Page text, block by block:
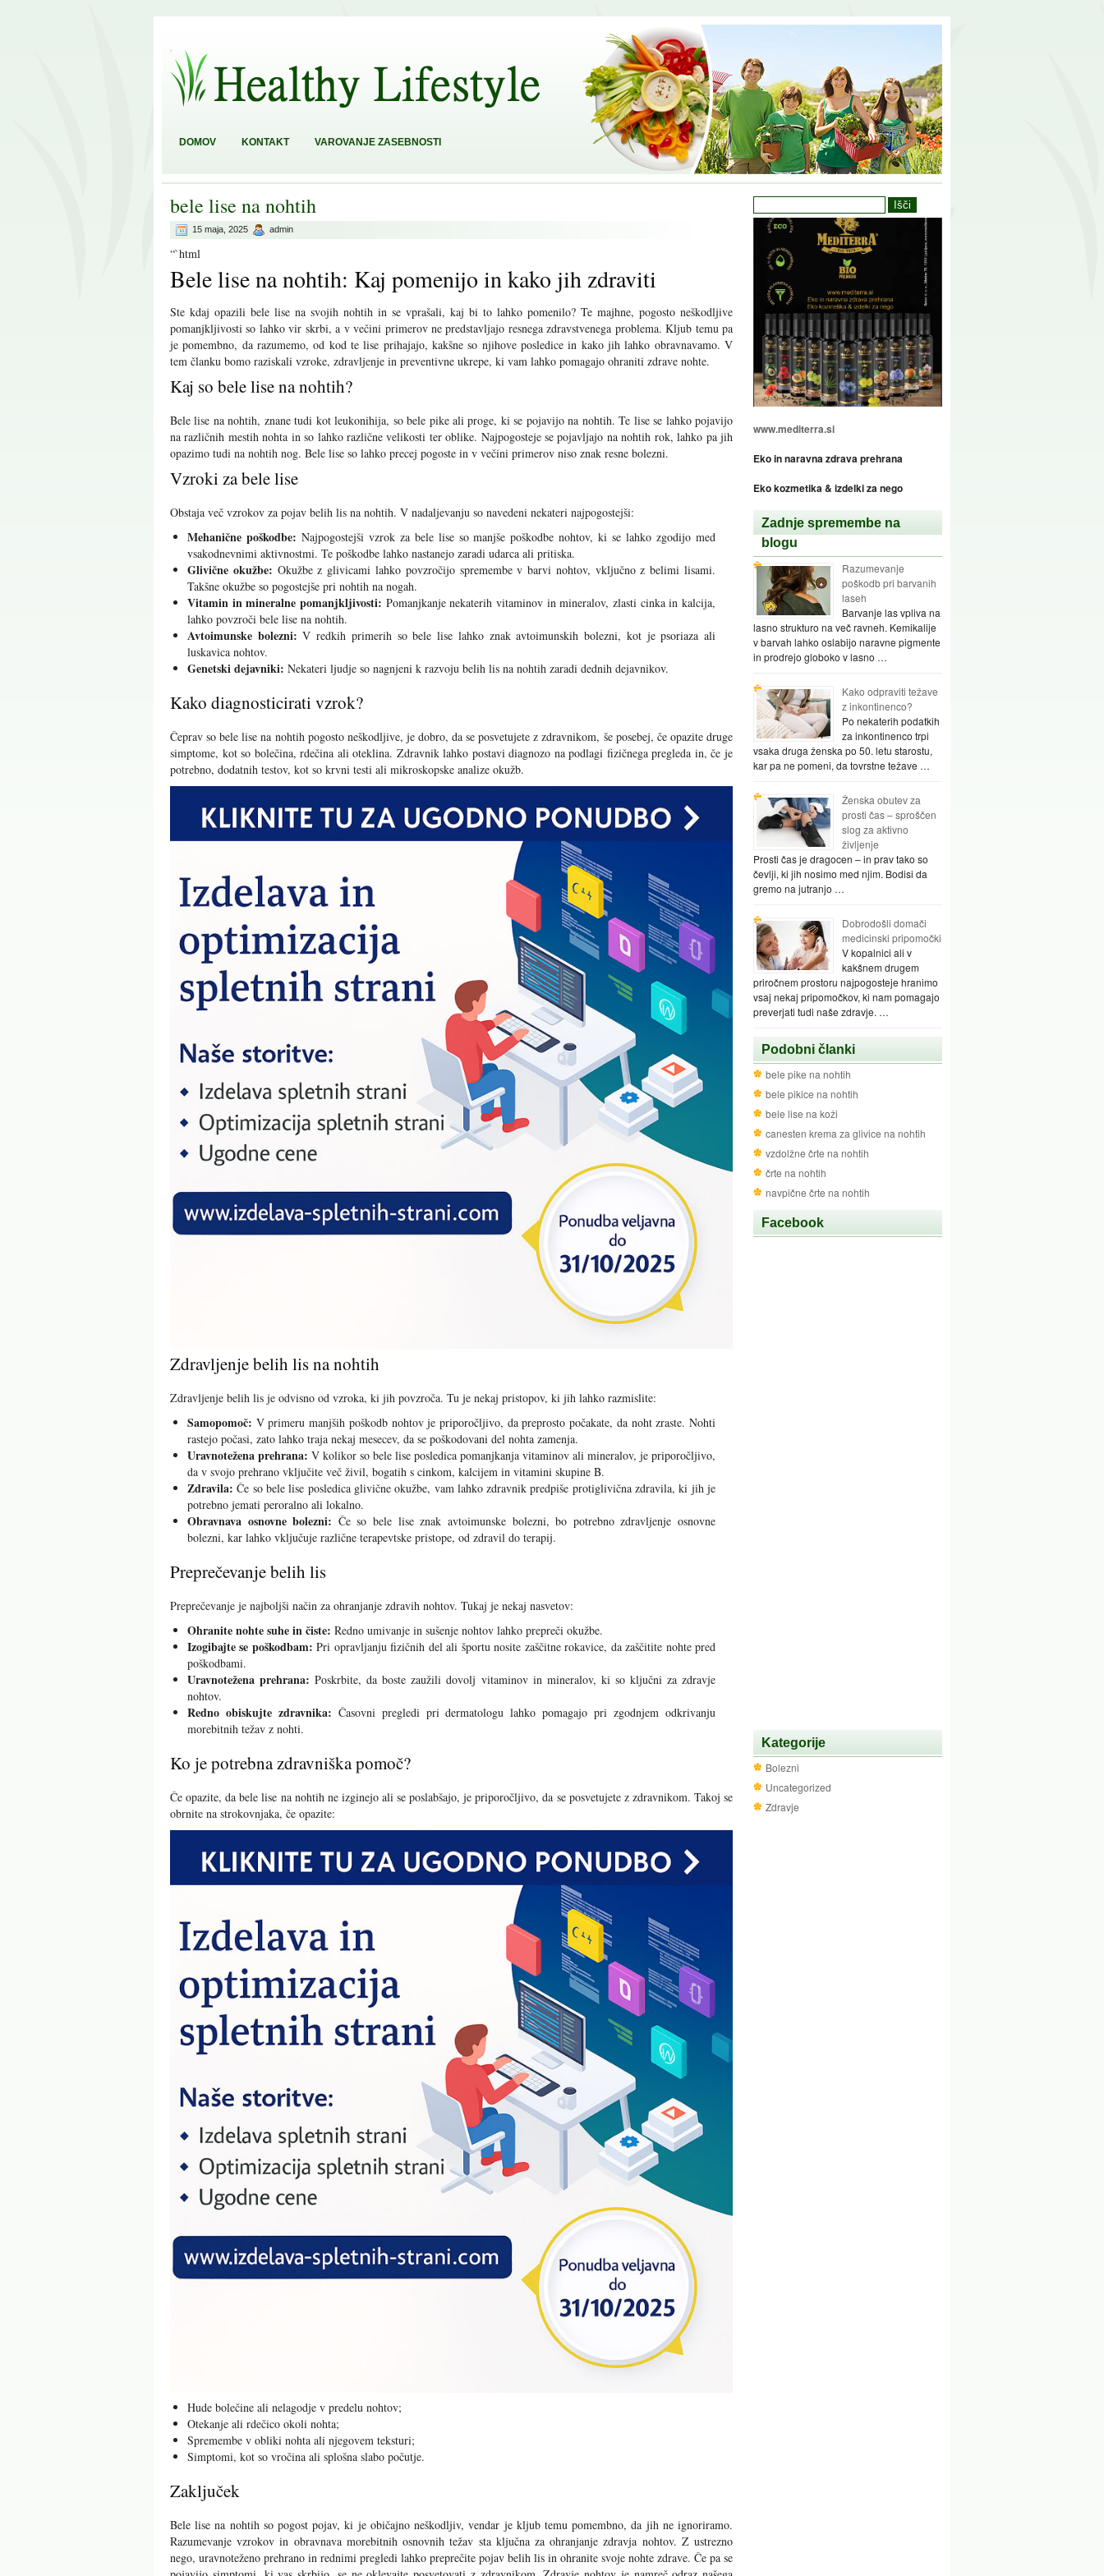
DOMOV KONTAKT VAROVANJE ZASEBNOSTI
bele lise na nohtih
15 maja, 2025 admin
“`html
Bele lise na nohtih: Kaj pomenijo in kako jih zdraviti
Ste kdaj opazili bele lise na svojih nohtih in se vprašali, kaj bi to lahko pomenilo? Te majhne, pogosto neškodljive
pomanjkljivosti so lahko vir skrbi, a v večini primerov ne predstavljajo resnega zdravstvenega problema. Kljub temu pa
je pomembno, da razumemo, od kod te lise prihajajo, kakšne so njihove posledice in kako jih lahko obravnavamo. V
tem članku bomo raziskali vzroke, zdravljenje in preventivne ukrepe, ki vam lahko pomagajo ohraniti zdrave nohte.
Kaj so bele lise na nohtih?
Bele lise na nohtih, znane tudi kot leukonihija, so bele pike ali proge, ki se pojavijo na nohtih. Te lise se lahko pojavijo
na različnih mestih nohta in so lahko različne velikosti ter oblike. Najpogosteje se pojavljajo na nohtih rok, lahko pa jih
opazimo tudi na nohtih nog. Bele lise so lahko precej pogoste in v večini primerov niso znak resne bolezni.
Vzroki za bele lise
Obstaja več vzrokov za pojav belih lis na nohtih. V nadaljevanju so navedeni nekateri najpogostejši:
Mehanične poškodbe: Najpogostejši vzrok za bele lise so manjše poškodbe nohtov, ki se lahko zgodijo med
vsakodnevnimi aktivnostmi. Te poškodbe lahko nastanejo zaradi udarca ali pritiska.
Glivične okužbe: Okužbe z glivicami lahko povzročijo spremembe v barvi nohtov, vključno z belimi lisami.
Takšne okužbe so pogostejše pri nohtih na nogah.
Vitamin in mineralne pomanjkljivosti: Pomanjkanje nekaterih vitaminov in mineralov, zlasti cinka in kalcija,
lahko povzroči bele lise na nohtih.
Avtoimunske bolezni: V redkih primerih so bele lise lahko znak avtoimunskih bolezni, kot je psoriaza ali
luskavica nohtov.
Genetski dejavniki: Nekateri ljudje so nagnjeni k razvoju belih lis na nohtih zaradi dednih dejavnikov.
Kako diagnosticirati vzrok?
Čeprav so bele lise na nohtih pogosto neškodljive, je dobro, da se posvetujete z zdravnikom, še posebej, če opazite druge
simptome, kot so bolečina, rdečina ali oteklina. Zdravnik lahko postavi diagnozo na podlagi fizičnega pregleda in, če je
potrebno, dodatnih testov, kot so krvni testi ali mikroskopske analize okužb.
Zdravljenje belih lis na nohtih
Zdravljenje belih lis je odvisno od vzroka, ki jih povzroča. Tu je nekaj pristopov, ki jih lahko razmislite:
Samopomoč: V primeru manjših poškodb nohtov je priporočljivo, da preprosto počakate, da noht zraste. Nohti
rastejo počasi, zato lahko traja nekaj mesecev, da se poškodovani del nohta zamenja.
Uravnotežena prehrana: V kolikor so bele lise posledica pomanjkanja vitaminov ali mineralov, je priporočljivo,
da v svojo prehrano vključite več živil, bogatih s cinkom, kalcijem in vitamini skupine B.
Zdravila: Če so bele lise posledica glivične okužbe, vam lahko zdravnik predpiše protiglivična zdravila, ki jih je
potrebno jemati peroralno ali lokalno.
Obravnava osnovne bolezni: Če so bele lise znak avtoimunske bolezni, bo potrebno zdravljenje osnovne
bolezni, kar lahko vključuje različne terapevtske pristope, od zdravil do terapij.
Preprečevanje belih lis
Preprečevanje je najboljši način za ohranjanje zdravih nohtov. Tukaj je nekaj nasvetov:
Ohranite nohte suhe in čiste: Redno umivanje in sušenje nohtov lahko prepreči okužbe.
Izogibajte se poškodbam: Pri opravljanju fizičnih del ali športu nosite zaščitne rokavice, da zaščitite nohte pred
poškodbami.
Uravnotežena prehrana: Poskrbite, da boste zaužili dovolj vitaminov in mineralov, ki so ključni za zdravje
nohtov.
Redno obiskujte zdravnika: Časovni pregledi pri dermatologu lahko pomagajo pri zgodnjem odkrivanju
morebitnih težav z nohti.
Ko je potrebna zdravniška pomoč?
Če opazite, da bele lise na nohtih ne izginejo ali se poslabšajo, je priporočljivo, da se posvetujete z zdravnikom. Takoj se
obrnite na strokovnjaka, če opazite:
Hude bolečine ali nelagodje v predelu nohtov;
Otekanje ali rdečico okoli nohta;
Spremembe v obliki nohta ali njegovem teksturi;
Simptomi, kot so vročina ali splošna slabo počutje.
Zaključek
Bele lise na nohtih so pogost pojav, ki je običajno neškodljiv, vendar je kljub temu pomembno, da jih ne ignoriramo.
Razumevanje vzrokov in obravnava morebitnih osnovnih težav sta ključna za ohranjanje zdravja nohtov. Z ustrezno
nego, uravnoteženo prehrano in rednimi pregledi lahko preprečite pojav belih lis in ohranite svoje nohte zdrave. Če pa se
www.mediterra.si
Eko in naravna zdrava prehrana
Eko kozmetika & izdelki za nego
Zadnje spremembe na
blogu
Razumevanje
poškodb pri barvanih
laseh
Barvanje las vpliva na
lasno strukturo na več ravneh. Kemikalije
v barvah lahko oslabijo naravne pigmente
in prodrejo globoko v lasno …
Kako odpraviti težave
z inkontinenco?
Po nekaterih podatkih
za inkontinenco trpi
vsaka druga ženska po 50. letu starostu,
kar pa ne pomeni, da tovrstne težave …
Ženska obutev za
prosti čas – sproščen
slog za aktivno
življenje
Prosti čas je dragocen – in prav tako so
čevlji, ki jih nosimo med njim. Bodisi da
gremo na jutranjo …
Dobrodošli domači
medicinski pripomočki
V kopalnici ali v
kakšnem drugem
priročnem prostoru najpogosteje hranimo
vsaj nekaj pripomočkov, ki nam pomagajo
preverjati tudi naše zdravje. …
Podobni članki
bele pike na nohtih
bele pikice na nohtih
bele lise na koži
canesten krema za glivice na nohtih
vzdolžne črte na nohtih
črte na nohtih
navpične črte na nohtih
Facebook
Kategorije
Bolezni
Uncategorized
Zdravje